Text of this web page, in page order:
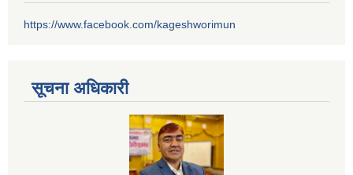
https://www.facebook.com/kageshworimun
सूचना अधिकारी